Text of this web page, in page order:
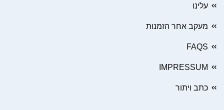
עלינו
מעקב אחר הזמנות
FAQS
IMPRESSUM
כתב ויתור